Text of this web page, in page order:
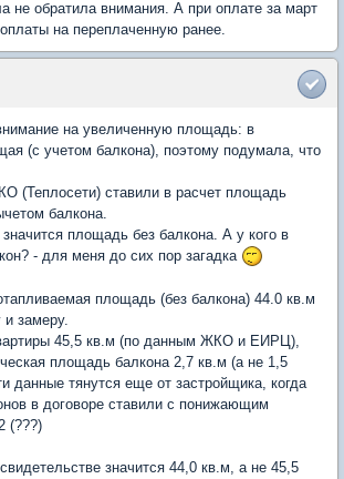
не обратила внимания. А при оплате за март
на переплаченную ранее.
на увеличенную площадь: в
(с учетом балкона), поэтому подумала, что
(Теплосети) ставили в расчет площадь
балкона.
площадь без балкона. А у кого в
- для меня до сих пор загадка
площадь (без балкона) 44.0 кв.м
и замеру.
45,5 кв.м (по данным ЖКО и ЕИРЦ),
площадь балкона 2,7 кв.м (а не 1,5
данные тянутся еще от застройщика, когда
в договоре ставили с понижающим
(???)
значится 44,0 кв.м, а не 45,5